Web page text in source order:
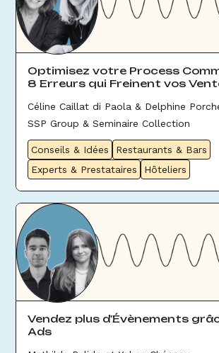
Optimisez votre Process
8 Erreurs qui Freinent vos
Céline Caillat di Paola & Delphine
SSP Group & Seminaire Collection
Conseils & Idées
Restaurants & Bars
Experts & Prestataires
Hôteliers
Vendez plus d'Évènements
Ads